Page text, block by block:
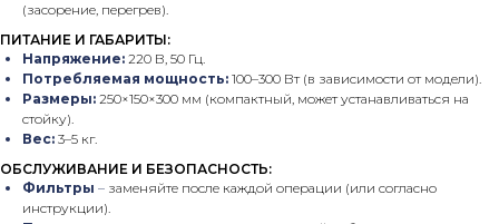
(засорение, перегрев).
ПИТАНИЕ И ГАБАРИТЫ:
Напряжение: 220 В, 50 Гц.
Потребляемая мощность: 100–300 Вт (в зависимости от модели).
Размеры: 250×150×300 мм (компактный, может устанавливаться на
стойку).
Вес: 3–5 кг.
ОБСЛУЖИВАНИЕ И БЕЗОПАСНОСТЬ:
Фильтры – заменяйте после каждой операции (или согласно
инструкции).